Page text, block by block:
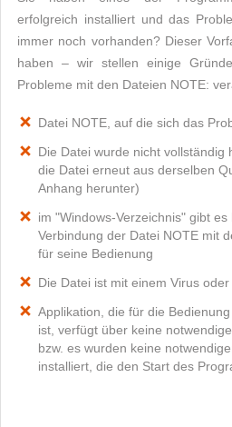
erfolgreich installiert und das
immer noch vorhanden? Dieser
haben – wir stellen einige
Probleme mit den Dateien NOTE:
Datei NOTE, auf die sich das
Die Datei wurde nicht vollständig
die Datei erneut aus derselben
Anhang herunter)
im "Windows-Verzeichnis" gibt
Verbindung der Datei NOTE mit
für seine Bedienung
Die Datei ist mit einem Virus
Applikation, die für die
ist, verfügt über keine
bzw. es wurden keine
installiert, die den Start des